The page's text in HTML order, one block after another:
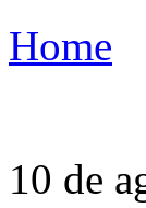
Home
10 de